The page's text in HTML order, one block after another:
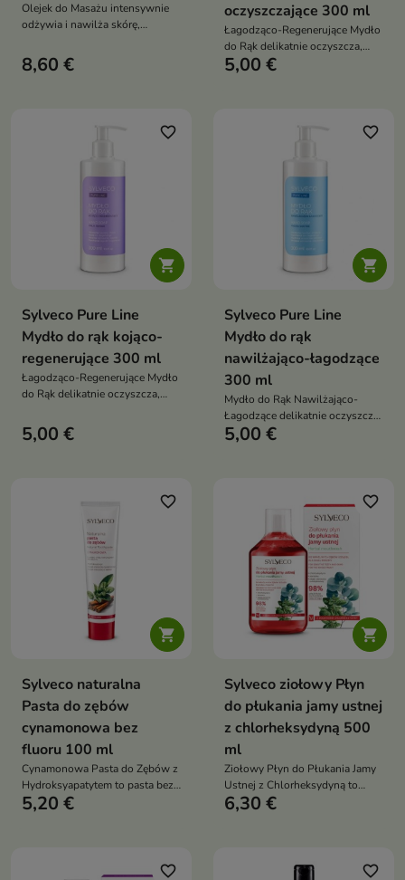
Olejek do Masażu intensywnie
odżywia i nawilża skórę,
podczas masażu oraz
pozostawia ciało miękkie,
8,60 €
oczyszczające 300 ml
Łagodząco-Regenerujące Mydło
do Rąk delikatnie oczyszcza,
wspiera nawilżenie i regenerację
5,00 €

favorite_border
Sylveco Pure Line
Mydło do rąk kojąco-
regenerujące 300 ml
Łagodząco-Regenerujące Mydło
do Rąk delikatnie oczyszcza,
skóry dłoni, pozostawiając je
miękkie, gładkie i komfortowe po
5,00 €

favorite_border
Sylveco Pure Line
Mydło do rąk
nawilżająco-łagodzące
300 ml
Mydło do Rąk Nawilżająco-
Łagodzące delikatnie oczyszcza
skórę dłoni, wspiera jej
5,00 €

favorite_border
Sylveco naturalna
Pasta do zębów
cynamonowa bez
fluoru 100 ml
Cynamonowa Pasta do Zębów z
Hydroksyapatytem to pasta bez
fluoru, która wspiera
świeżości dzięki aromatycznym
5,20 €

favorite_border
Sylveco ziołowy Płyn
do płukania jamy ustnej
z chlorheksydyną 500
ml
Ziołowy Płyn do Płukania Jamy
Ustnej z Chlorheksydyną to
łagodny płyn bez fluoru, który
oraz błony śluzowej
6,30 €
favorite_border favorite_border